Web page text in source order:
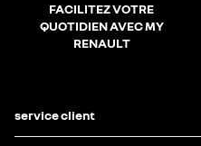
FACILITEZ VOTRE
QUOTIDIEN AVEC MY
RENAULT
service client